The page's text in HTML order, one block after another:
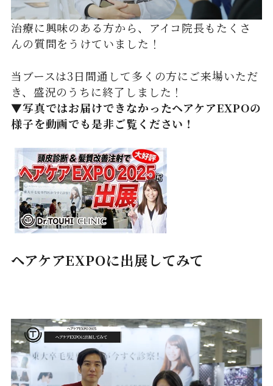
治療に興味のある方から、アイコ院長もたくさ
んの質問をうけていました！
当ブースは3日間通して多くの方にご来場いただ
き、盛況のうちに終了しました！
▼写真ではお届けできなかったヘアケアEXPOの
様子を動画でも是非ご覧ください！
ヘアケアEXPOに出展してみて